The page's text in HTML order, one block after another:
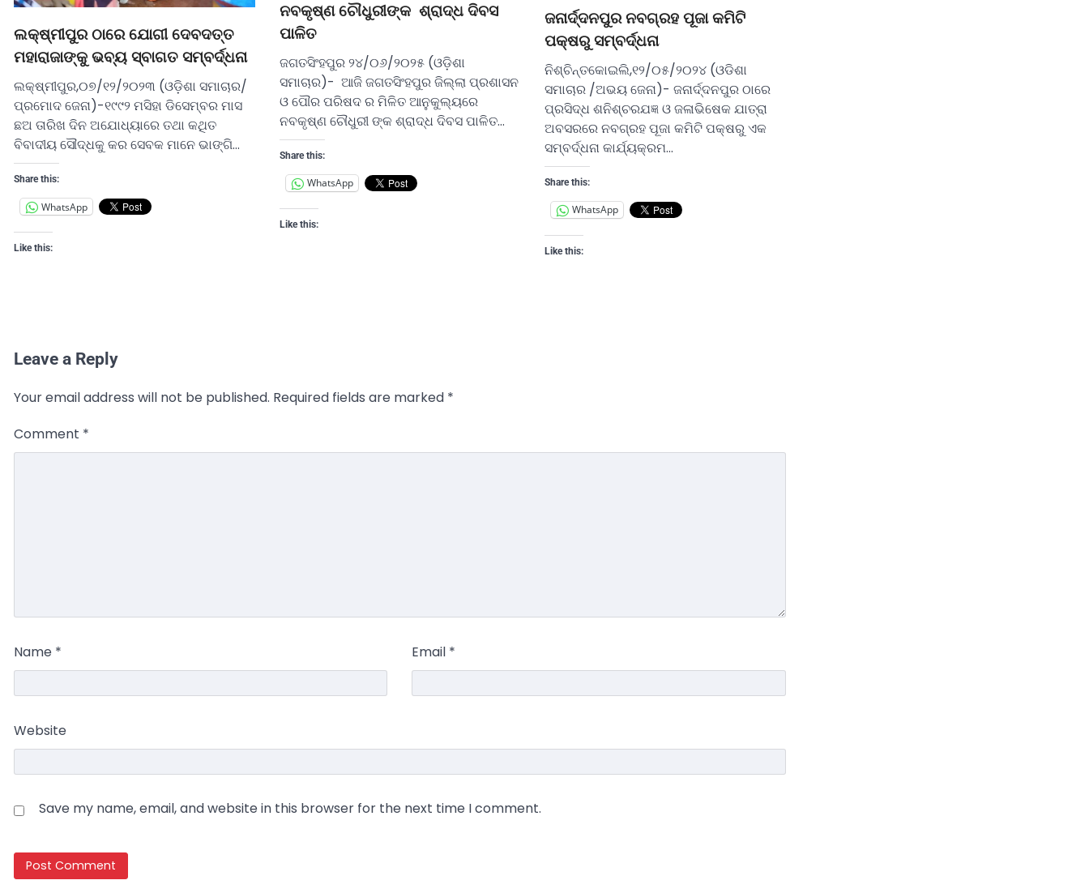
ଲକ୍ଷ୍ମୀପୁର ଠାରେ ଯୋଗୀ ଦେବଦତ୍ତ
ମହାରାଜାଙ୍କୁ ଭବ୍ୟ ସ୍ବାଗତ ସମ୍ବର୍ଦ୍ଧନା
ଲକ୍ଷ୍ମୀପୁର,୦୭/୧୨/୨୦୨୩ (ଓଡ଼ିଶା ସମାଚାର/
ପ୍ରମୋଦ ଜେନା)-୧୯୯୨ ମସିହା ଡିସେମ୍ବର ମାସ
ଛଅ ତାରିଖ ଦିନ ଅଯୋଧ୍ୟାରେ ତଥା କଥିତ
ବିବାଦୀୟ ସୌଦ୍ଧକୁ କର ସେବକ ମାନେ ଭାଙ୍ଗି…
Share this:
WhatsApp
Like this:
ନବକୃଷ୍ଣ ଚୌଧୁରୀଙ୍କ ଶ୍ରାଦ୍ଧ ଦିବସ
ପାଳିତ
ଜଗତସିଂହପୁର ୨୪/୦୬/୨୦୨୫ (ଓଡ଼ିଶା
ସମାଚାର)- ଆଜି ଜଗତସିଂହପୁର ଜିଲ୍ଲା ପ୍ରଶାସନ
ଓ ପୌର ପରିଷଦ ର ମିଳିତ ଆନୁକୁଲ୍ୟରେ
ନବକୃଷ୍ଣ ଚୌଧୁରୀ ଙ୍କ ଶ୍ରାଦ୍ଧ ଦିବସ ପାଳିତ…
Share this:
WhatsApp
Like this:
ଜନାର୍ଦ୍ଦନପୁର ନବଗ୍ରହ ପୂଜା କମିଟି
ପକ୍ଷରୁ ସମ୍ବର୍ଦ୍ଧନା
ନିଶ୍ଚିନ୍ତକୋଇଲି,୧୨/୦୫/୨୦୨୪ (ଓଡିଶା
ସମାଚାର /ଅଭୟ ଜେନା)- ଜନାର୍ଦ୍ଦନପୁର ଠାରେ
ପ୍ରସିଦ୍ଧ ଶନିଶ୍ଚରଯଜ୍ଞ ଓ ଜଳାଭିଷେକ ଯାତ୍ରା
ଅବସରରେ ନବଗ୍ରହ ପୂଜା କମିଟି ପକ୍ଷରୁ ଏକ
ସମ୍ବର୍ଦ୍ଧନା କାର୍ଯ୍ୟକ୍ରମ…
Share this:
WhatsApp
Like this:
Leave a Reply
Your email address will not be published. Required fields are marked *
Comment *
Name * Email *
Website
Save my name, email, and website in this browser for the next time I comment.